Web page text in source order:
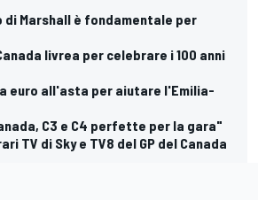
di Marshall è fondamentale per
livrea per celebrare i 100 anni
euro all'asta per aiutare l'Emilia-
C3 e C4 perfette per la gara"
TV di Sky e TV8 del GP del Canada